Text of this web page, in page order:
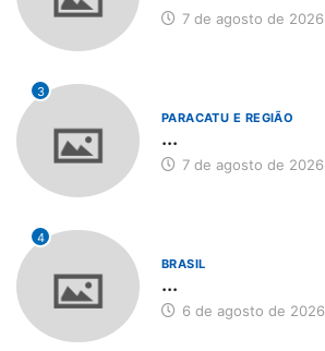
7 de agosto de 2026
3
PARACATU E REGIÃO
...
7 de agosto de 2026
4
BRASIL
...
6 de agosto de 2026